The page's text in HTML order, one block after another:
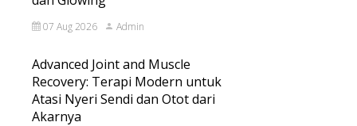
07 Aug 2026 Admin
Advanced Joint and Muscle
Recovery: Terapi Modern untuk
Atasi Nyeri Sendi dan Otot dari
Akarnya